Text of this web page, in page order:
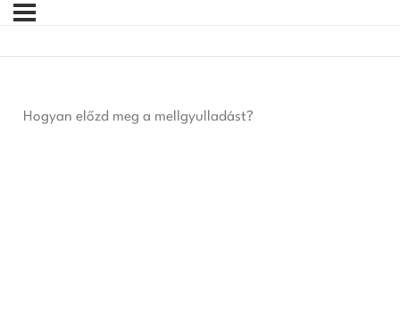
Hogyan előzd meg a mellgyulladást?